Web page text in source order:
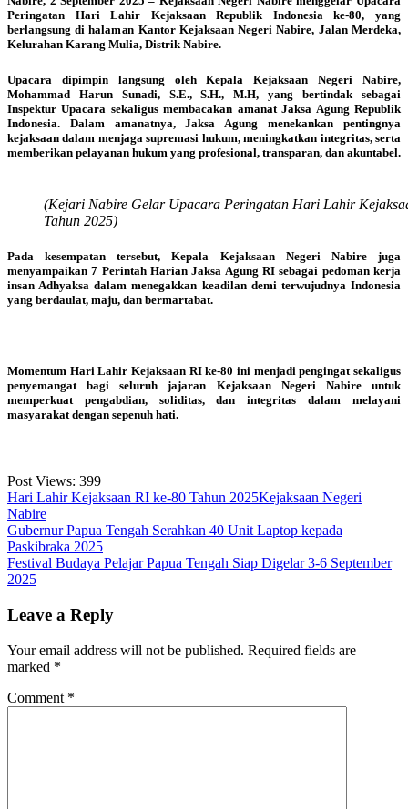
Peringatan Hari Lahir Kejaksaan Republik Indonesia ke-80, yang
berlangsung di halaman Kantor Kejaksaan Negeri Nabire, Jalan Merdeka,
Kelurahan Karang Mulia, Distrik Nabire.
Upacara dipimpin langsung oleh Kepala Kejaksaan Negeri Nabire,
Mohammad Harun Sunadi, S.E., S.H., M.H, yang bertindak sebagai
Inspektur Upacara sekaligus membacakan amanat Jaksa Agung Republik
Indonesia. Dalam amanatnya, Jaksa Agung menekankan pentingnya
kejaksaan dalam menjaga supremasi hukum, meningkatkan integritas, serta
memberikan pelayanan hukum yang profesional, transparan, dan akuntabel.
(Kejari Nabire Gelar Upacara Peringatan Hari Lahir
Tahun 2025)
Pada kesempatan tersebut, Kepala Kejaksaan Negeri Nabire juga
menyampaikan 7 Perintah Harian Jaksa Agung RI sebagai pedoman kerja
insan Adhyaksa dalam menegakkan keadilan demi terwujudnya Indonesia
yang berdaulat, maju, dan bermartabat.
Momentum Hari Lahir Kejaksaan RI ke-80 ini menjadi pengingat sekaligus
penyemangat bagi seluruh jajaran Kejaksaan Negeri Nabire untuk
memperkuat pengabdian, soliditas, dan integritas dalam melayani
masyarakat dengan sepenuh hati.
Post Views: 399
Hari Lahir Kejaksaan RI ke-80 Tahun 2025Kejaksaan Negeri
Nabire
Post
navigation
Gubernur Papua Tengah Serahkan 40 Unit Laptop kepada
Paskibraka 2025
Festival Budaya Pelajar Papua Tengah Siap Digelar 3-6 September
2025
Leave a Reply
Your email address will not be published. Required fields are
marked *
Comment *